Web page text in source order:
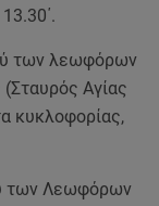
των λεωφόρων
Αγίας
κυκλοφορίας,
των Λεωφόρων